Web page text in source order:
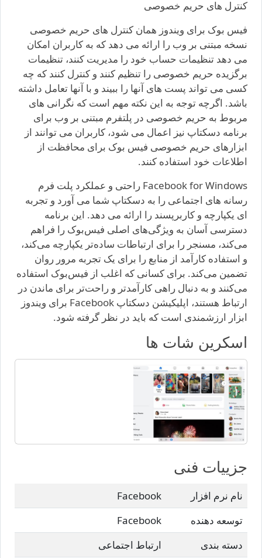
کنترل های حریم خصوصی
فیس بوک برای ویندوز همان کنترل های حریم خصوصی
نسخه مبتنی بر وب را ارائه می دهد که به کاربران امکان
می دهد تنظیمات حساب خود را مدیریت کنند، تنظیمات
برگزیده حریم خصوصی را تنظیم کنند و کنترل کنند که چه
کسی می تواند پست های آنها را ببیند و با آنها تعامل داشته
باشد. اگرچه توجه به این نکته مهم است که نگرانی های
مربوط به حریم خصوصی در پلتفرم مبتنی بر وب برای
برنامه دسکتاپ نیز اعمال می شود، کاربران می توانند از
ابزارهای حریم خصوصی فیس بوک برای محافظت از
اطلاعات خود استفاده کنند.
Facebook for Windows راحتی و عملکرد پلت فرم
رسانه های اجتماعی را به دسکتاپ شما می آورد و تجربه
ای یکپارچه و کاربرپسند را ارائه می دهد. این برنامه
دسترسی آسان به ویژگی‌های اصلی فیس‌بوک را فراهم
می‌کند، مسنجر را برای ارتباطات ساده‌تر یکپارچه می‌کند،
و استفاده کارآمد از منابع را برای یک تجربه مرور روان
تضمین می‌کند. برای کسانی که اغلب از فیس‌بوک استفاده
می‌کنند و به دنبال راهی کارآمدتر و راحت‌تر برای ماندن در
ارتباط هستند، اپلیکیشن دسکتاپ Facebook برای ویندوز
ابزار ارزشمندی است که باید در نظر گرفته شود.
اسکرین شات ها
جزییات فنی
نام نرم افزار
Facebook
توسعه دهنده
Facebook
دسته بندی
ارتباط اجتماعی